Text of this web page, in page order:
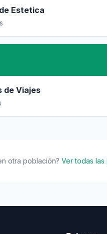
Estetica
de Viajes
otra población? Ver todas